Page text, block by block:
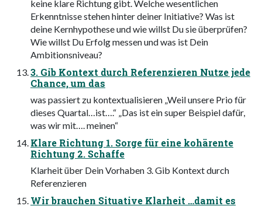
keine klare Richtung gibt. Welche wesentlichen
Erkenntnisse stehen hinter deiner Initiative? Was ist
deine Kernhypothese und wie willst Du sie überprüfen?
Wie willst Du Erfolg messen und was ist Dein
Ambitionsniveau?
3. Gib Kontext durch Referenzieren Nutze jede
Chance, um das
was passiert zu kontextualisieren „Weil unsere Prio für
dieses Quartal…ist….“ „Das ist ein super Beispiel dafür,
was wir mit…. meinen“
Klare Richtung 1. Sorge für eine kohärente
Richtung 2. Schaffe
Klarheit über Dein Vorhaben 3. Gib Kontext durch
Referenzieren
Wir brauchen Situative Klarheit …damit es